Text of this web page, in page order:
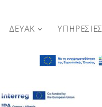
ΔΕΥΑΚ ΥΠΗΡΕΣΙΕΣ